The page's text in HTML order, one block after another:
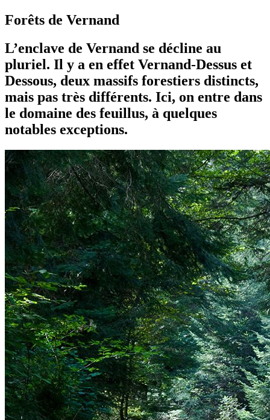
Forêts de Vernand
L’enclave de Vernand se décline au
pluriel. Il y a en effet Vernand-Dessus et
Dessous, deux massifs forestiers distincts,
mais pas très différents. Ici, on entre dans
le domaine des feuillus, à quelques
notables exceptions.